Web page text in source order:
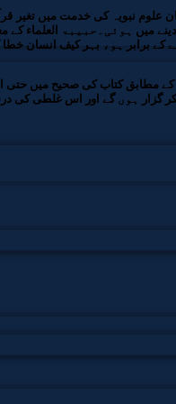
علوم نبویہ کی خدمت میں
ہوئی۔حبیبۃ العلماء کے
کے برابر ہو، بہر کیف انسان
کے مطابق کتاب کی صحیح میں
گزار ہوں گے اور اس غلطی کی